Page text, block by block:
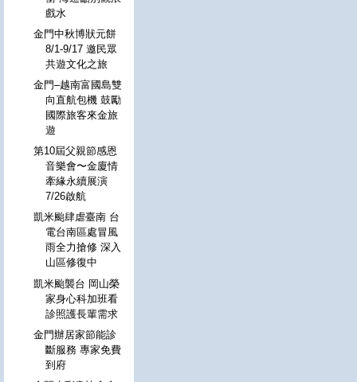
戲水
金門中秋博狀元餅
8/1-9/17 邀民眾
共遊文化之旅
金門–越南富國島雙
向直航包機 鼓勵
國際旅客來金旅
遊
第10屆父親節感恩
音樂會〜金廈情
牽緣永續展演
7/26啟航
凱米颱肆虐臺南 台
電台南區處冒風
雨全力搶修 深入
山區修復中
凱米颱襲台 岡山榮
家身心科加班看
診照護長輩需求
金門辦居家節能診
斷服務 專家免費
到府